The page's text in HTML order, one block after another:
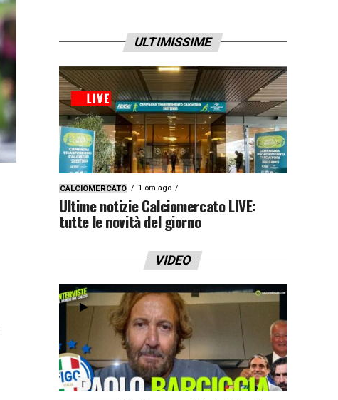
ULTIMISSIME
CALCIOMERCATO 1 ora ago
Ultime notizie Calciomercato LIVE:
tutte le novità del giorno
VIDEO